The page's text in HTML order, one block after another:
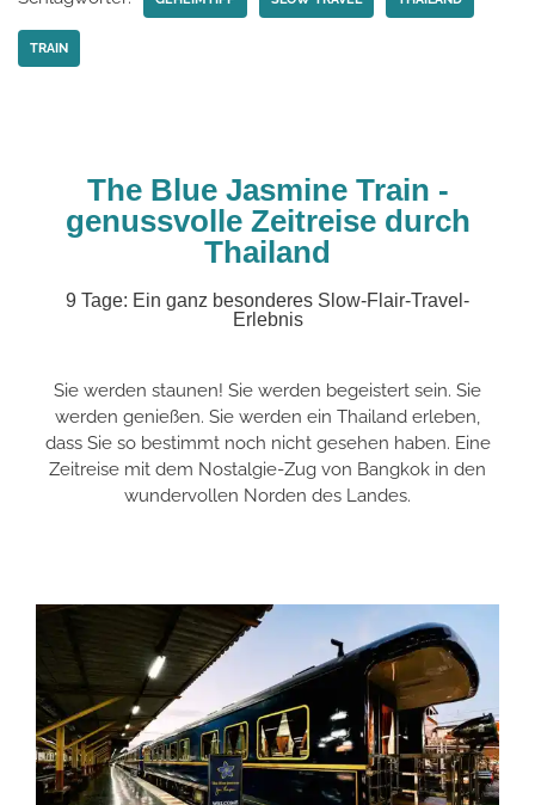
TRAIN
The Blue Jasmine Train -
genussvolle Zeitreise durch
Thailand
9 Tage: Ein ganz besonderes Slow-Flair-Travel-
Erlebnis
Sie werden staunen! Sie werden begeistert sein. Sie
werden genießen. Sie werden ein Thailand erleben,
dass Sie so bestimmt noch nicht gesehen haben. Eine
Zeitreise mit dem Nostalgie-Zug von Bangkok in den
wundervollen Norden des Landes.